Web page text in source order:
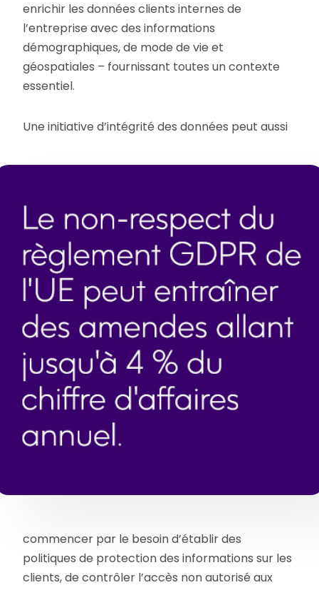
enrichir les données clients internes de
l’entreprise avec des informations
démographiques, de mode de vie et
géospatiales – fournissant toutes un contexte
essentiel.
Une initiative d’intégrité des données peut aussi
commencer par le besoin d’établir des
politiques de protection des informations sur les
clients, de contrôler l’accès non autorisé aux